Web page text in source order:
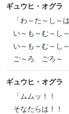
ギュウヒ・オグラ
「わ～た～し～
い～も～む～し～
い～も～む～し～
ご～ろ ごろ～
ギュウヒ・オグラ
「ムムッ！！
そなたらは！！